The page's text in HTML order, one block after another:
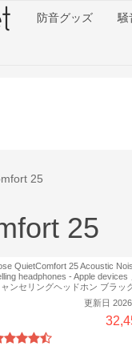
防音グッズ 騒
25
25
QuietComfort 25 Acoustic
headphones - Apple devices
ャンセリングヘッドホン ブラッ
更新日